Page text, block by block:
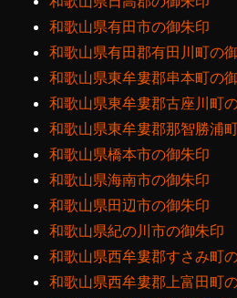
和歌山県有田市の御朱印
和歌山県有田郡有田川町の
和歌山県東牟婁郡串本町の
和歌山県東牟婁郡古座川町
和歌山県東牟婁郡那智勝浦
和歌山県橋本市の御朱印
和歌山県海南市の御朱印
和歌山県田辺市の御朱印
和歌山県紀の川市の御朱印
和歌山県西牟婁郡すさみ町
和歌山県西牟婁郡上富田町